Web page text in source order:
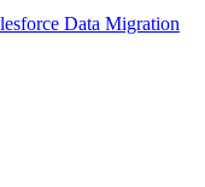
Data Migration